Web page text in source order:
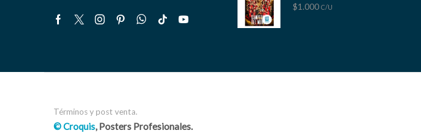
Facebook
TwitterInstagram
PinterestWhatsapp
Tik- Youtube
$1.000 C/U
Términos y post venta.
© Croquis, Posters Profesionales.